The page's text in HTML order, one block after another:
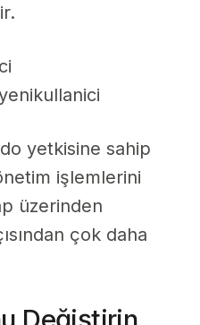
yetkisine sahip
işlemlerini
üzerinden
çok daha